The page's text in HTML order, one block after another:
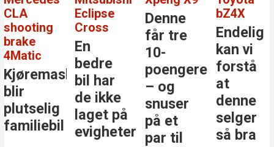
Eclipse
Cross
En
bedre
bil har
de ikke
laget på
evigheter
Denne
får tre
poengere
– og
snuser
på et
par til
bZ4X
Endelig
kan vi
forstå
at
denne
selger
så bra
Benz
Den